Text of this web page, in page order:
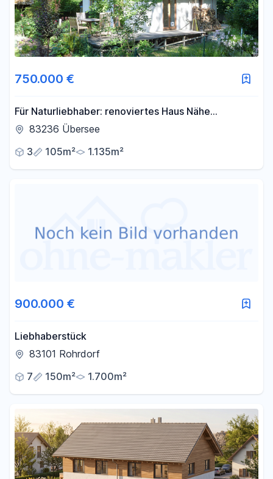
750.000 €
Für Naturliebhaber: renoviertes Haus Nähe
Chiemsee, fast Alleinlage + Bergblick
83236 Übersee
3
105m² 1.135m²
900.000 €
Liebhaberstück
83101 Rohrdorf
7
150m² 1.700m²